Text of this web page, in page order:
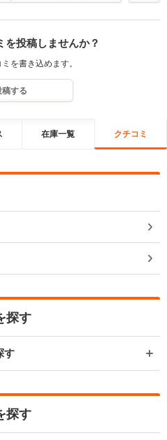
を投稿しませんか？
を書き込めます。
稿する
在庫一覧 クチコミ
探す
す
探す